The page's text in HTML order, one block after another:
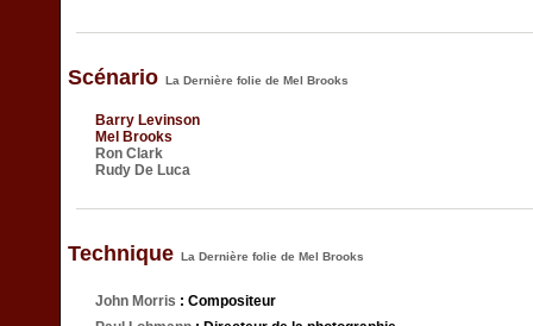
Scénario La Dernière folie de Mel Brooks
Barry Levinson
Mel Brooks
Ron Clark
Rudy De Luca
Technique La Dernière folie de Mel Brooks
John Morris : Compositeur